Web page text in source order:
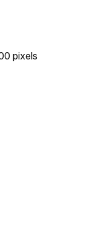
pixels